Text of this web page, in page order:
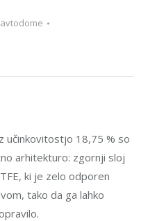
učinkovitostjo 18,75 % so
arhitekturo: zgornji sloj
ki je zelo odporen
tako da ga lahko